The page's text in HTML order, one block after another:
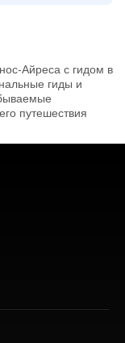
Айреса с гидом в
гиды и
путешествия